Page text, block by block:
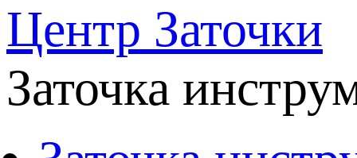
Центр Заточки
Заточка